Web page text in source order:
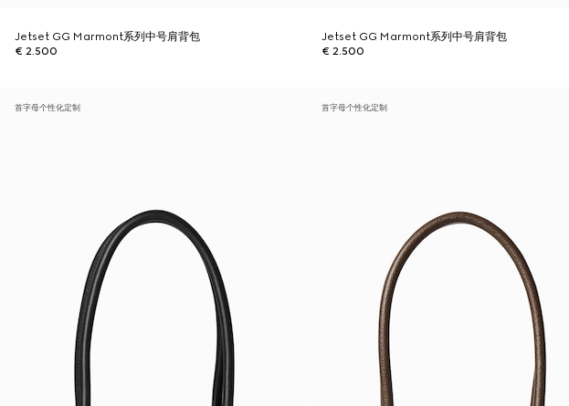
Jetset GG Marmont系列中号肩背包
€ 2.500
Jetset GG Marmont系列中号肩背包
€ 2.500
首字母个性化定制 首字母个性化定制